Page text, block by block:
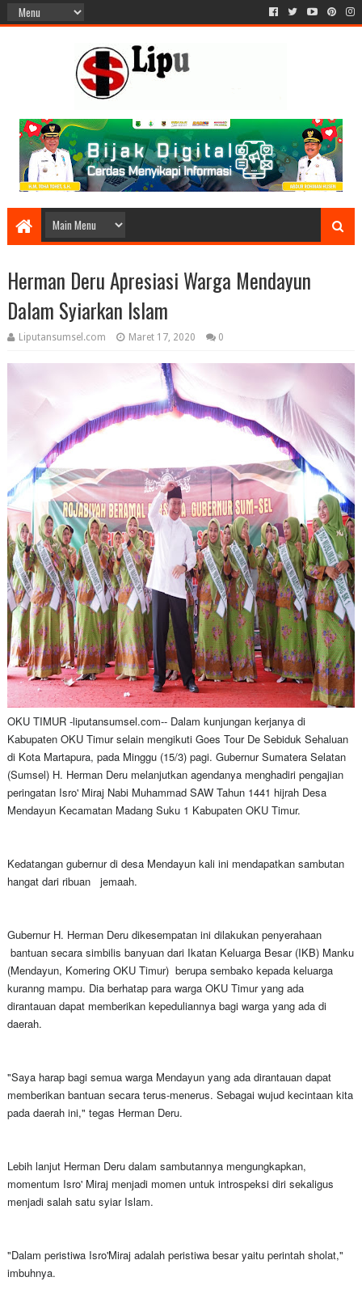
Herman Deru Apresiasi Warga Mendayun
Dalam Syiarkan Islam
Liputansumsel.com Maret 17, 2020 0
OKU TIMUR -liputansumsel.com-- Dalam kunjungan kerjanya di
Kabupaten OKU Timur selain mengikuti Goes Tour De Sebiduk Sehaluan
di Kota Martapura, pada Minggu (15/3) pagi. Gubernur Sumatera Selatan
(Sumsel) H. Herman Deru melanjutkan agendanya menghadiri pengajian
peringatan Isro' Miraj Nabi Muhammad SAW Tahun 1441 hijrah Desa
Mendayun Kecamatan Madang Suku 1 Kabupaten OKU Timur.
Kedatangan gubernur di desa Mendayun kali ini mendapatkan sambutan
hangat dari ribuan jemaah.
Gubernur H. Herman Deru dikesempatan ini dilakukan penyerahaan
bantuan secara simbilis banyuan dari Ikatan Keluarga Besar (IKB) Manku
(Mendayun, Komering OKU Timur) berupa sembako kepada keluarga
kuranng mampu. Dia berhatap para warga OKU Timur yang ada
dirantauan dapat memberikan kepeduliannya bagi warga yang ada di
daerah.
"Saya harap bagi semua warga Mendayun yang ada dirantauan dapat
memberikan bantuan secara terus-menerus. Sebagai wujud kecintaan kita
pada daerah ini," tegas Herman Deru.
Lebih lanjut Herman Deru dalam sambutannya mengungkapkan,
momentum Isro' Miraj menjadi momen untuk introspeksi diri sekaligus
menjadi salah satu syiar Islam.
"Dalam peristiwa Isro'Miraj adalah peristiwa besar yaitu perintah sholat,"
imbuhnya.